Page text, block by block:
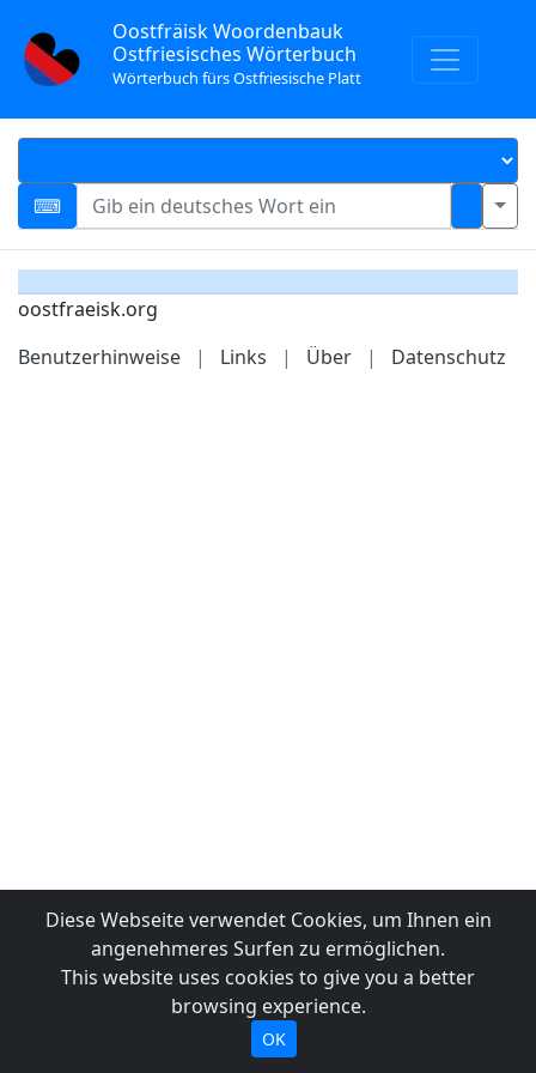
Oostfräisk Woordenbauk
Ostfriesisches Wörterbuch
Wörterbuch fürs Ostfriesische Platt
oostfraeisk.org
Benutzerhinweise
| Links | Über | Datenschutz
Diese Webseite verwendet Cookies, um Ihnen ein
angenehmeres Surfen zu ermöglichen.
This website uses cookies to give you a better
browsing experience.
OK